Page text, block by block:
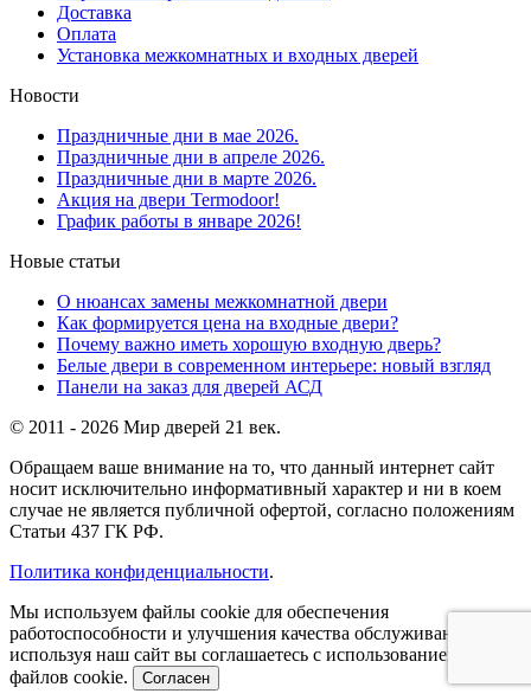
Доставка
Оплата
Установка межкомнатных и входных дверей
Новости
Праздничные дни в мае 2026.
Праздничные дни в апреле 2026.
Праздничные дни в марте 2026.
Акция на двери Termodoor!
График работы в январе 2026!
Новые статьи
О нюансах замены межкомнатной двери
Как формируется цена на входные двери?
Почему важно иметь хорошую входную дверь?
Белые двери в современном интерьере: новый взгляд
Панели на заказ для дверей АСД
© 2011 - 2026 Мир дверей 21 век.
Обращаем ваше внимание на то, что данный интернет сайт
носит исключительно информативный характер и ни в коем
случае не является публичной офертой, согласно положениям
Статьи 437 ГК РФ.
Политика конфиденциальности.
Мы используем файлы cookie для обеспечения
работоспособности и улучшения качества обслуживания,
используя наш сайт вы соглашаетесь с использованием
файлов cookie.
Согласен